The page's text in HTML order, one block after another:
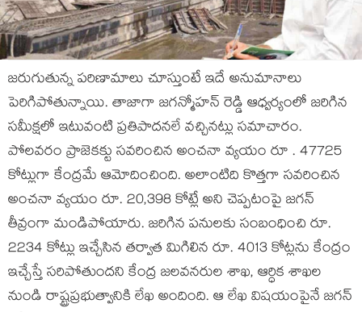
జరుగుతున్న పరిణామాలు చూస్తుంటే ఇదే అనుమానాలు
పెరిగిపోతున్నాయి. తాజాగా జగన్మోహన్ రెడ్డి ఆధ్వర్యంలో జరిగిన
సమీక్షలో ఇటువంటి ప్రతిపాదనలే వచ్చినట్లు సమాచారం.
పోలవరం ప్రాజెకక్టు సవరించిన అంచనా వ్యయం రూ . 47725
కోట్లుగా కేంద్రమే ఆమోదించింది. అలాంటిది కొత్తగా సవరించిన
అంచనా వ్యయం రూ. 20,398 కోట్లే అని చెప్పటంపై జగన్
తీవ్రంగా మండిపోయారు. జరిగిన పనులకు సంబంధించి రూ.
2234 కోట్లు ఇచ్చేసిన తర్వాత మిగిలిన రూ. 4013 కోట్లను కేంద్రం
ఇచ్చేస్తే సరిపోతుందని కేంద్ర జలవనరుల శాఖ, ఆర్ధిక శాఖల
నుండి రాష్ట్రప్రభుత్వానికి లేఖ అందింది. ఆ లేఖ విషయంపైనే జగన్